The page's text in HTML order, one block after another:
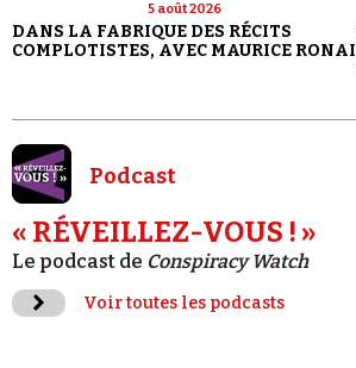
5 août 2026
DANS LA FABRIQUE DES RÉCITS
COMPLOTISTES, AVEC MAURICE RONAI
Podcast
« RÉVEILLEZ-VOUS ! »
Le podcast de Conspiracy Watch
Voir toutes les podcasts